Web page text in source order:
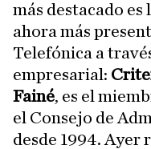
más destacado es
ahora más
Telefónica a
empresarial:
Fainé, es el
el Consejo de
desde 1994. Ayer